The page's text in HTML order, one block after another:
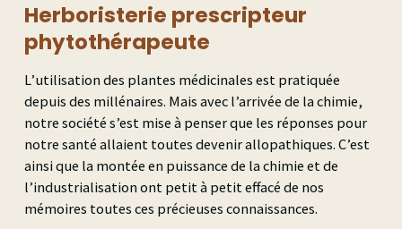
L'ÉCOLE
À Propos
Historique
Équipe
Accréditations
FORMATIONS
Voir toutes les
formations
COURS À LA CARTE
Herboristerie prescripteur
phytothérapeute
L’utilisation des plantes médicinales est pratiquée
depuis des millénaires. Mais avec l’arrivée de la chimie,
notre société s’est mise à penser que les réponses pour
notre santé allaient toutes devenir allopathiques. C’est
ainsi que la montée en puissance de la chimie et de
l’industrialisation ont petit à petit effacé de nos
mémoires toutes ces précieuses connaissances.